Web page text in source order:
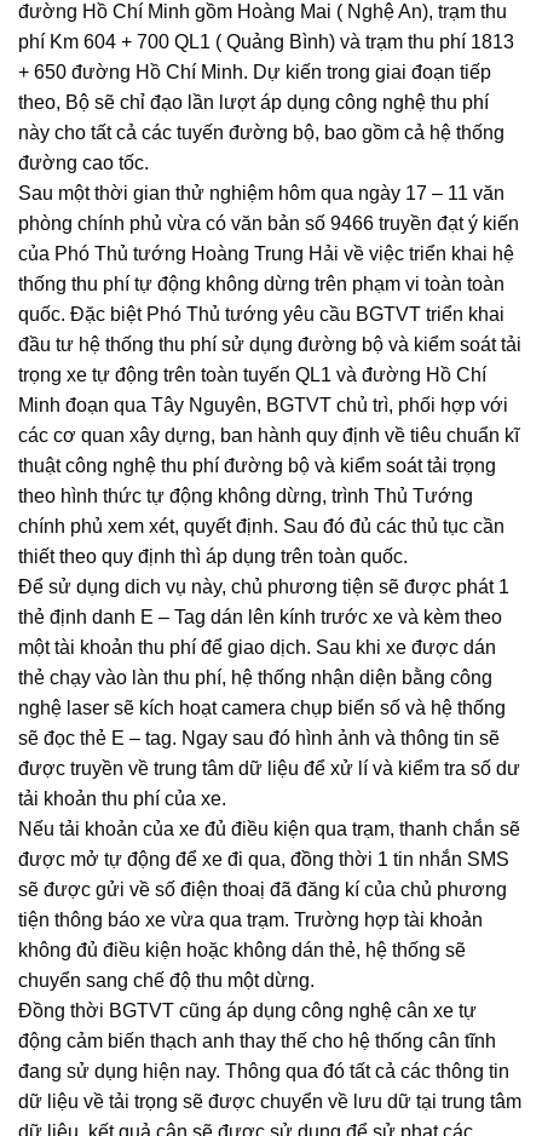
đường Hồ Chí Minh gồm Hoàng Mai ( Nghệ An), trạm thu
phí Km 604 + 700 QL1 ( Quảng Bình) và trạm thu phí 1813
+ 650 đường Hồ Chí Minh. Dự kiến trong giai đoạn tiếp
theo, Bộ sẽ chỉ đạo lần lượt áp dụng công nghệ thu phí
này cho tất cả các tuyến đường bộ, bao gồm cả hệ thống
đường cao tốc.
Sau một thời gian thử nghiệm hôm qua ngày 17 – 11 văn
phòng chính phủ vừa có văn bản số 9466 truyền đạt ý kiến
của Phó Thủ tướng Hoàng Trung Hải về việc triển khai hệ
thống thu phí tự động không dừng trên phạm vi toàn toàn
quốc. Đặc biệt Phó Thủ tướng yêu cầu BGTVT triển khai
đầu tư hệ thống thu phí sử dụng đường bộ và kiểm soát tải
trọng xe tự động trên toàn tuyến QL1 và đường Hồ Chí
Minh đoạn qua Tây Nguyên, BGTVT chủ trì, phối hợp với
các cơ quan xây dựng, ban hành quy định về tiêu chuẩn kĩ
thuật công nghệ thu phí đường bộ và kiểm soát tải trọng
theo hình thức tự động không dừng, trình Thủ Tướng
chính phủ xem xét, quyết định. Sau đó đủ các thủ tục cần
thiết theo quy định thì áp dụng trên toàn quốc.
Để sử dụng dich vụ này, chủ phương tiện sẽ được phát 1
thẻ định danh E – Tag dán lên kính trước xe và kèm theo
một tài khoản thu phí để giao dịch. Sau khi xe được dán
thẻ chạy vào làn thu phí, hệ thống nhận diện bằng công
nghệ laser sẽ kích hoạt camera chụp biển số và hệ thống
sẽ đọc thẻ E – tag. Ngay sau đó hình ảnh và thông tin sẽ
được truyền về trung tâm dữ liệu để xử lí và kiểm tra số dư
tải khoản thu phí của xe.
Nếu tải khoản của xe đủ điều kiện qua trạm, thanh chắn sẽ
được mở tự động để xe đi qua, đồng thời 1 tin nhắn SMS
sẽ được gửi về số điện thoaị đã đăng kí của chủ phương
tiện thông báo xe vừa qua trạm. Trường hợp tài khoản
không đủ điều kiện hoặc không dán thẻ, hệ thống sẽ
chuyển sang chế độ thu một dừng.
Đồng thời BGTVT cũng áp dụng công nghệ cân xe tự
động cảm biến thạch anh thay thế cho hệ thống cân tĩnh
đang sử dụng hiện nay. Thông qua đó tất cả các thông tin
dữ liệu về tải trọng sẽ được chuyển về lưu dữ tại trung tâm